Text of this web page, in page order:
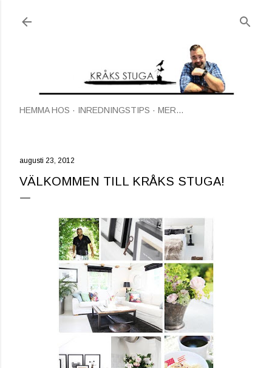
HEMMA HOS INREDNINGSTIPS MER…
augusti 23, 2012
VÄLKOMMEN TILL KRÅKS STUGA!